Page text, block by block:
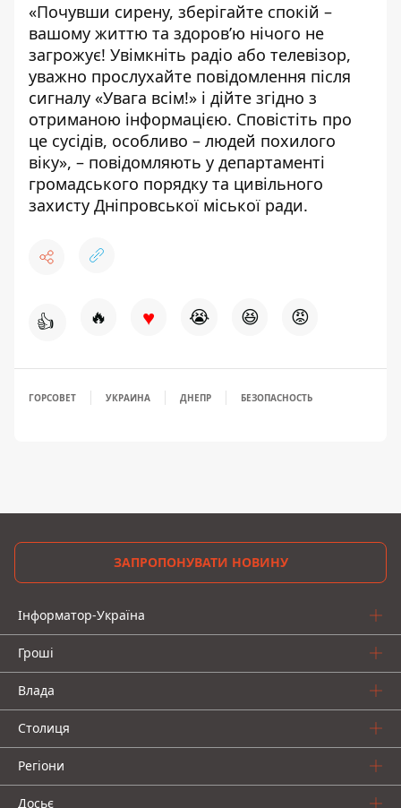
«Почувши сирену, зберігайте спокій –
вашому життю та здоров’ю нічого не
загрожує! Увімкніть радіо або телевізор,
уважно прослухайте повідомлення після
сигналу «Увага всім!» і дійте згідно з
отриманою інформацією. Сповістіть про
це сусідів, особливо – людей похилого
віку», – повідомляють у департаменті
громадського порядку та цивільного
захисту Дніпровської міської ради.
👍 🔥 ♥ 😭 😆 😡
ГОРСОВЕТ УКРАИНА ДНЕПР БЕЗОПАСНОСТЬ
ЗАПРОПОНУВАТИ НОВИНУ
Інформатор-Україна
Гроші
Влада
Столиця
Регіони
Досьє